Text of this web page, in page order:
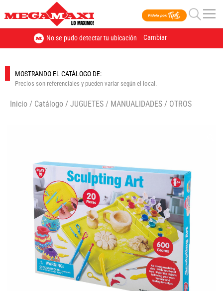
No se pudo detectar tu ubicación Cambiar
MOSTRANDO EL CATÁLOGO DE:
Precios son referenciales y pueden variar según el local.
Inicio / Catálogo / JUGUETES / MANUALIDADES / OTROS